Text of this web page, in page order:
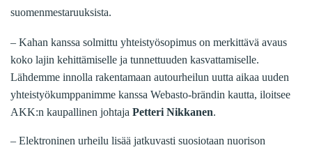
suomenmestaruuksista.
– Kahan kanssa solmittu yhteistyösopimus on merkittävä avaus
koko lajin kehittämiselle ja tunnettuuden kasvattamiselle.
Lähdemme innolla rakentamaan autourheilun uutta aikaa uuden
yhteistyökumppanimme kanssa Webasto-brändin kautta, iloitsee
AKK:n kaupallinen johtaja Petteri Nikkanen.
– Elektroninen urheilu lisää jatkuvasti suosiotaan nuorison